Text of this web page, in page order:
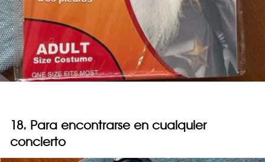
18. Para encontrarse en cualquier
concierto